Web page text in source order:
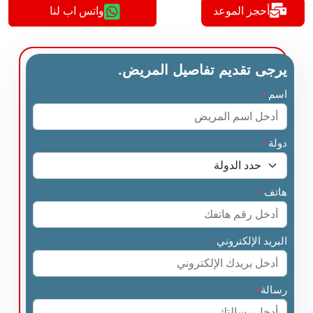
أحجز الموعد واتس اب لنا
يرجى تقديم تفاصيل المريض.
اسم *
دولة*
هاتف*
البريد الإلكتروني*
رسالة*